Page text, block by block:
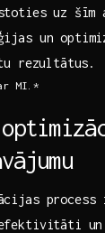
uz ⁢šīm
un
rezultātus.
MI.*
efektivitāti